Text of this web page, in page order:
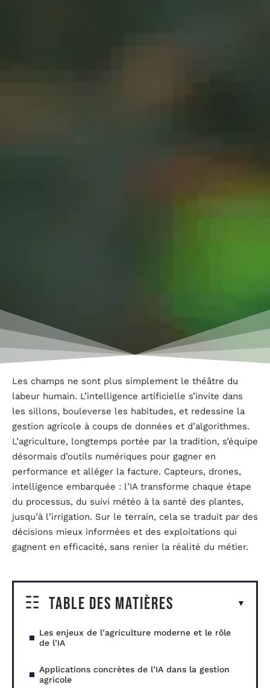
Les champs ne sont plus simplement le théâtre du
labeur humain. L’intelligence artificielle s’invite dans
les sillons, bouleverse les habitudes, et redessine la
gestion agricole à coups de données et d’algorithmes.
L’agriculture, longtemps portée par la tradition, s’équipe
désormais d’outils numériques pour gagner en
performance et alléger la facture. Capteurs, drones,
intelligence embarquée : l’IA transforme chaque étape
du processus, du suivi météo à la santé des plantes,
jusqu’à l’irrigation. Sur le terrain, cela se traduit par des
décisions mieux informées et des exploitations qui
gagnent en efficacité, sans renier la réalité du métier.
Table des matières
Les enjeux de l’agriculture moderne et le rôle
de l’IA
Applications concrètes de l’IA dans la gestion
agricole